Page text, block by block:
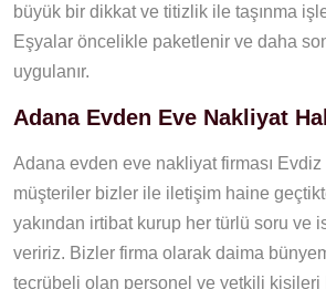
büyük bir dikkat ve titizlik ile taşınma
Eşyalar öncelikle paketlenir ve daha
uygulanır.
Adana Evden Eve Nakliyat
Adana evden eve nakliyat firması
müşteriler bizler ile iletişim haine
yakından irtibat kurup her türlü soru ve
veririz. Bizler firma olarak daima
tecrübeli olan personel ve yetkili kişileri